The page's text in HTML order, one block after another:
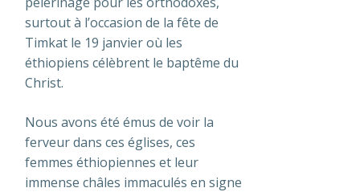
surtout à l’occasion de la fête de
Timkat le 19 janvier où les
éthiopiens célèbrent le baptême du
Christ.
Nous avons été émus de voir la
ferveur dans ces églises, ces
femmes éthiopiennes et leur
immense châles immaculés en signe